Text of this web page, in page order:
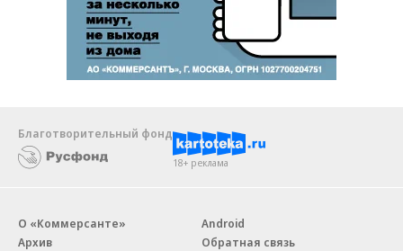
Благотворительный фонд
18+ реклама
О «Коммерсанте»
Архив
Android
Обратная связь